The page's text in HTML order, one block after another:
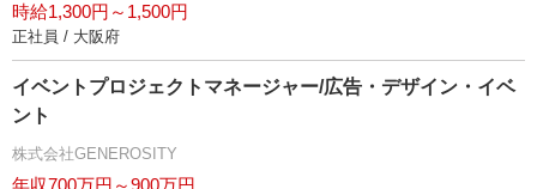
時給1,300円～1,500円
正社員 / 大阪府
イベントプロジェクトマネージャー/広告・デザイン・イベ
ント
株式会社GENEROSITY